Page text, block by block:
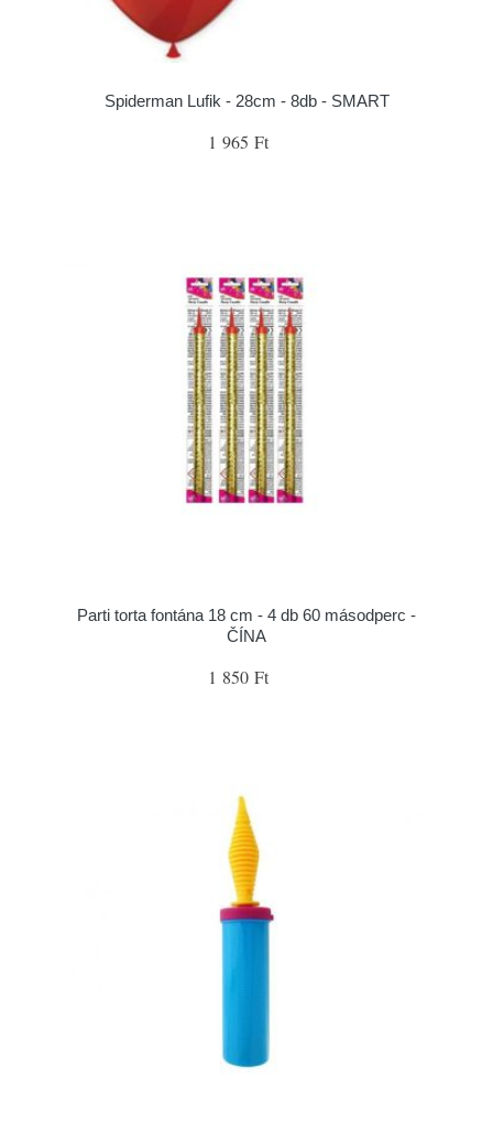
Spiderman Lufik - 28cm - 8db - SMART
1 965 Ft
Parti torta fontána 18 cm - 4 db 60 másodperc -
ČÍNA
1 850 Ft